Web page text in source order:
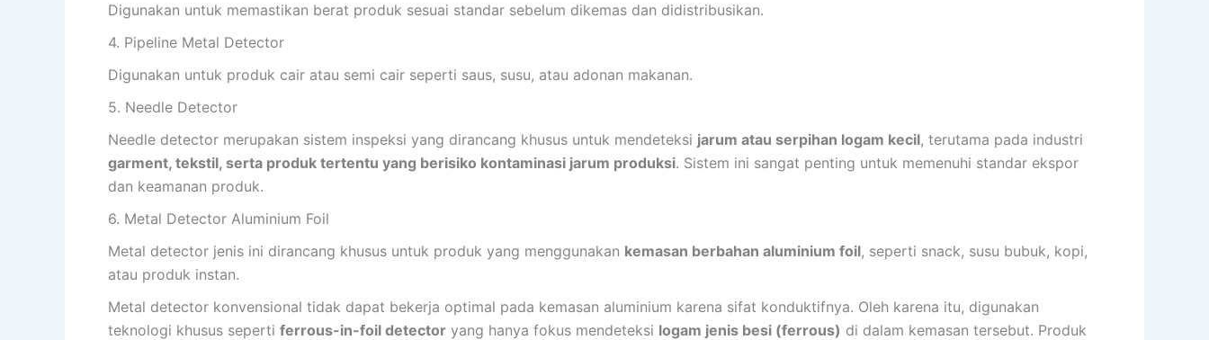
Digunakan untuk memastikan berat produk sesuai standar sebelum dikemas dan didistribusikan.
4. Pipeline Metal Detector
Digunakan untuk produk cair atau semi cair seperti saus, susu, atau adonan makanan.
5. Needle Detector
Needle detector merupakan sistem inspeksi yang dirancang khusus untuk mendeteksi jarum atau serpihan logam kecil, terutama pada industri
garment, tekstil, serta produk tertentu yang berisiko kontaminasi jarum produksi. Sistem ini sangat penting untuk memenuhi standar ekspor
dan keamanan produk.
6. Metal Detector Aluminium Foil
Metal detector jenis ini dirancang khusus untuk produk yang menggunakan kemasan berbahan aluminium foil, seperti snack, susu bubuk, kopi,
atau produk instan.
Metal detector konvensional tidak dapat bekerja optimal pada kemasan aluminium karena sifat konduktifnya. Oleh karena itu, digunakan
teknologi khusus seperti ferrous-in-foil detector yang hanya fokus mendeteksi logam jenis besi (ferrous) di dalam kemasan tersebut. Produk